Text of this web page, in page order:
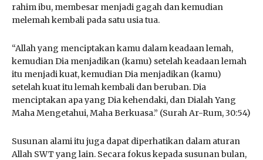
rahim ibu, membesar menjadi gagah dan kemudian
melemah kembali pada satu usia tua.
“Allah yang menciptakan kamu dalam keadaan lemah,
kemudian Dia menjadikan (kamu) setelah keadaan lemah
itu menjadi kuat, kemudian Dia menjadikan (kamu)
setelah kuat itu lemah kembali dan beruban. Dia
menciptakan apa yang Dia kehendaki, dan Dialah Yang
Maha Mengetahui, Maha Berkuasa.” (Surah Ar-Rum, 30:54)
Susunan alami itu juga dapat diperhatikan dalam aturan
Allah SWT yang lain. Secara fokus kepada susunan bulan,